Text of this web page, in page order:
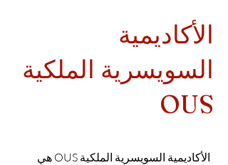
الأكاديمية
السويسرية الملكية
OUS
الأكاديمية السويسرية الملكية OUS هي